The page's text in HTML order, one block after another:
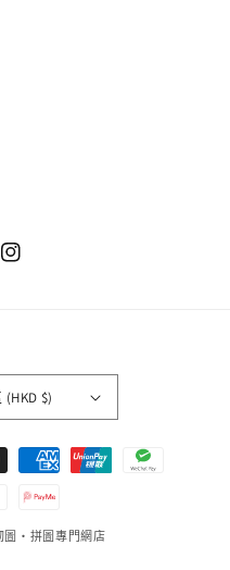
Instagram
$)
圖‧拼圖專門網店